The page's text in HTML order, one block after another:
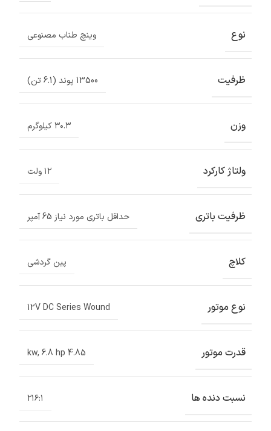
نوع وینچ طناب مصنوعی
ظرفیت 13500 پوند (6.1 تن)
وزن ۳۰.۳ کیلوگرم
ولتاژ کارکرد ۱۲ ولت
ظرفیت باتری حداقل باتری مورد نیاز 65 آمپر
کلاچ پین گردشی
نوع موتور 12V DC Series Wound
قدرت موتور 4.85 kw
, 6.8 hp
نسبت دنده ها ۲۱۶:۱